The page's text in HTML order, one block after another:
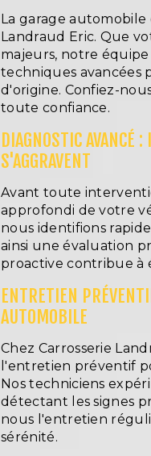
La garage automobile
Landraud Eric. Que
majeurs, notre
techniques avancées
d'origine. Confiez-
toute confiance.
DIAGNOSTIC AVANCÉ
S'AGGRAVENT
Avant toute
approfondi de votre
nous identifions
ainsi une évaluation
proactive contribue à
ENTRETIEN
AUTOMOBILE
Chez Carrosserie
l'entretien préventif
Nos techniciens
détectant les signes
nous l'entretien
sérénité.